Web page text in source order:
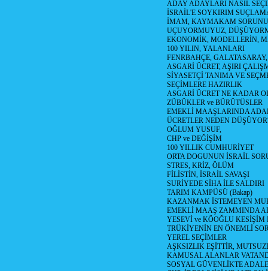
ADAY ADAYLARI NASIL
İSRAİL'E SOYKIRIM
İMAM, KAYMAKAM SORUNU
UÇUYORMUYUZ,
EKONOMİK, MODELLERİN,
100 YILIN, YALANLARI
FENRBAHÇE,
ASGARİ ÜCRET, AŞIRI
SİYASETÇİ TANIMA VE
SEÇİMLERE HAZIRLIK
ASGARİ ÜCRET NE KADAR
ZÜBÜKLER ve BÜRÜTÜSLER
EMEKLİ MAAŞLARINDA
ÜCRETLER NEDEN
OĞLUM YUSUF,
CHP ve DEĞİŞİM
100 YILLIK CUMHURİYET
ORTA DOGUNUN İSRAİL
STRES, KRİZ, ÖLÜM
FİLİSTİN, İSRAİL SAVAŞI
SURİYEDE SİHA İLE SALDIRI
TARIM KAMPÜSÜ (Bakap)
KAZANMAK İSTEMEYEN
EMEKLİ MAAŞ ZAMMINDA
YESEVİ ve KÖOĞLU
TRÜKİYENİN EN ÖNEMLİ
YEREL SEÇİMLER
AŞKSIZLIK EŞİTTİR,
KAMUSAL ALANLAR
SOSYAL GÜVENLİKTE